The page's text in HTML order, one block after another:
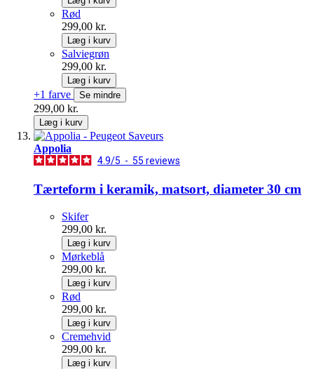
Rød
299,00 kr.
Læg i kurv
Salviegrøn
299,00 kr.
Læg i kurv
+1 farve Se mindre
299,00 kr.
Læg i kurv
Appolia
4.9/5 - 55 reviews
Tærteform i keramik, matsort, diameter 30 cm
Skifer
299,00 kr.
Læg i kurv
Mørkeblå
299,00 kr.
Læg i kurv
Rød
299,00 kr.
Læg i kurv
Cremehvid
299,00 kr.
Læg i kurv